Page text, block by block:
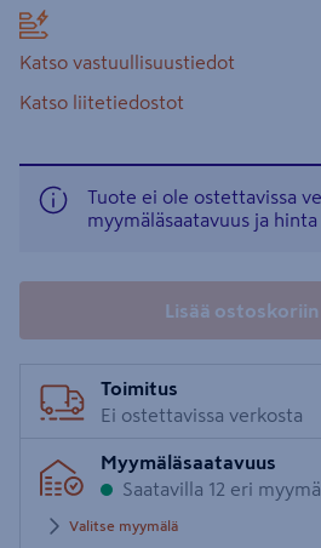
Katso vastuullisuustiedot
Katso liitetiedostot
Tuote ei ole ostettavissa
myymäläsaatavuus ja hinta
Lisää ostoskoriin
Toimitus
Ei ostettavissa verkosta
Myymäläsaatavuus
Saatavilla 12 eri
Valitse myymälä